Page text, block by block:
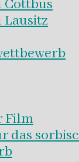
Cottbus
Lausitz
Film
das